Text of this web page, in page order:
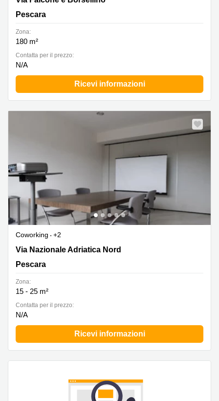
Pescara
Zona:
180 m²
Сontatta per il prezzo:
N/A
Ricevi informazioni
Coworking
+2
Via N. Adriatica Nord 58, Francavilla al Mare, Pescara
Via Nazionale Adriatica Nord
Pescara
Zona:
15 - 25 m²
Сontatta per il prezzo:
N/A
Ricevi informazioni